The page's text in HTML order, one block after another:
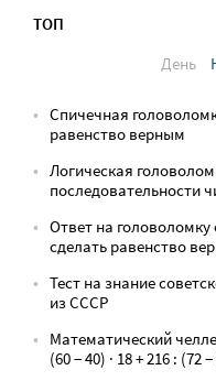
ТОП
День
Спичечная
равенство верным
Логическая
последовательности
Ответ на головоломку
сделать равенство
Тест на знание
из СССР
Математический
(60 − 40) · 18 + 216 : (72